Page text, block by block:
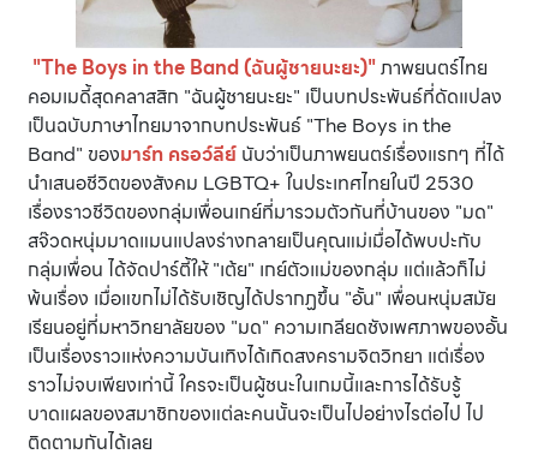
"The Boys in the Band (ฉันผู้ชายนะยะ)"ภาพยนตร์ไทย
คอมเมดี้สุดคลาสสิก "ฉันผู้ชายนะยะ" เป็นบทประพันธ์ที่ดัดแปลง
เป็นฉบับภาษาไทยมาจากบทประพันธ์ "The Boys in the
Band" ของมาร์ท ครอว์ลีย์ นับว่าเป็นภาพยนตร์เรื่องแรกๆ ที่ได้
นำเสนอชีวิตของสังคม LGBTQ+ ในประเทศไทยในปี 2530
เรื่องราวชีวิตของกลุ่มเพื่อนเกย์ที่มารวมตัวกันที่บ้านของ "มด"
สจ๊วดหนุ่มมาดแมนแปลงร่างกลายเป็นคุณแม่เมื่อได้พบปะกับ
กลุ่มเพื่อน ได้จัดปาร์ตี้ให้ "เต้ย" เกย์ตัวแม่ของกลุ่ม แต่แล้วก็ไม่
พ้นเรื่อง เมื่อแขกไม่ได้รับเชิญได้ปรากฏขึ้น "อั้น" เพื่อนหนุ่มสมัย
เรียนอยู่ที่มหาวิทยาลัยของ "มด" ความเกลียดชังเพศภาพของอั้น
เป็นเรื่องราวแห่งความบันเทิงได้เกิดสงครามจิตวิทยา แต่เรื่อง
ราวไม่จบเพียงเท่านี้ ใครจะเป็นผู้ชนะในเกมนี้และการได้รับรู้
บาดแผลของสมาชิกของแต่ละคนนั้นจะเป็นไปอย่างไรต่อไป ไป
ติดตามกันได้เลย